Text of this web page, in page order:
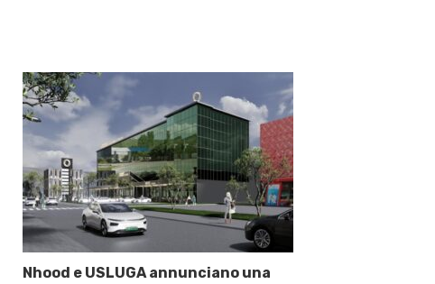
Nhood e USLUGA annunciano una